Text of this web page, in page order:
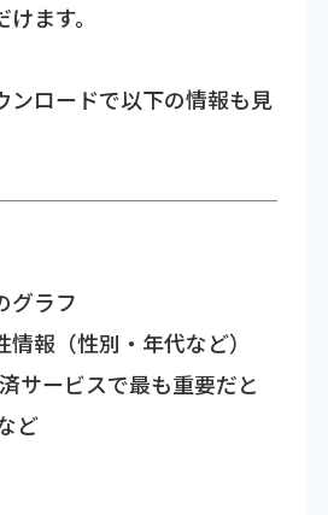
ます。
ロードで以下の情報も見
グラフ
報（性別・年代など）
サービスで最も重要だと
ど